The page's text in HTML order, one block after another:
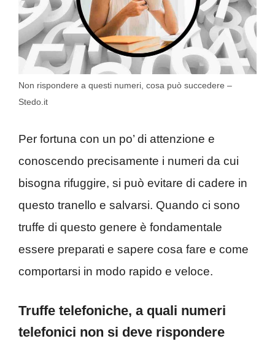
Non rispondere a questi numeri, cosa può succedere –
Stedo.it
Per fortuna con un po’ di attenzione e
conoscendo precisamente i numeri da cui
bisogna rifuggire, si può evitare di cadere in
questo tranello e salvarsi. Quando ci sono
truffe di questo genere è fondamentale
essere preparati e sapere cosa fare e come
comportarsi in modo rapido e veloce.
Truffe telefoniche, a quali numeri
telefonici non si deve rispondere